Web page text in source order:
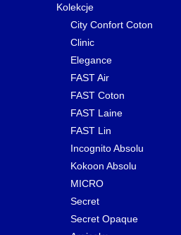
Kolekcje
City Confort Coton
Clinic
Elegance
FAST Air
FAST Coton
FAST Laine
FAST Lin
Incognito Absolu
Kokoon Absolu
MICRO
Secret
Secret Opaque